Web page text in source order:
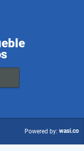
Powered by: wasi.co